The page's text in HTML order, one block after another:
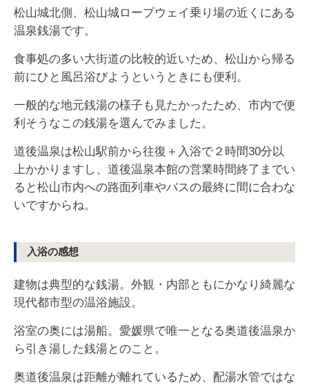
松山城北側、松山城ロープウェイ乗り場の近くにある
温泉銭湯です。
食事処の多い大街道の比較的近いため、松山から帰る
前にひと風呂浴びようというときにも便利。
一般的な地元銭湯の様子も見たかったため、市内で便
利そうなこの銭湯を選んでみました。
道後温泉は松山駅前から往復＋入浴で２時間30分以
上かかりますし、道後温泉本館の営業時間終了までい
ると松山市内への路面列車やバスの最終に間に合わな
いですからね。
入浴の感想
建物は典型的な銭湯。外観・内部ともにかなり綺麗な
現代都市型の温浴施設。
浴室の奥には湯船。愛媛県で唯一となる奥道後温泉か
ら引き湯した銭湯とのこと。
奥道後温泉は距離が離れているため、配湯水管ではな